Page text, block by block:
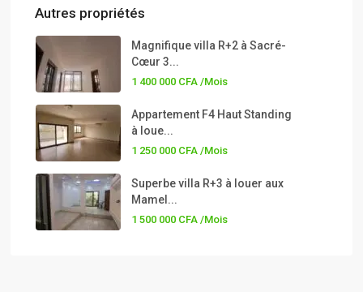
Autres propriétés
Magnifique villa R+2 à Sacré-
Cœur 3...
1 400 000 CFA/Mois
Appartement F4 Haut Standing
à loue...
1 250 000 CFA/Mois
Superbe villa R+3 à louer aux
Mamel...
1 500 000 CFA/Mois